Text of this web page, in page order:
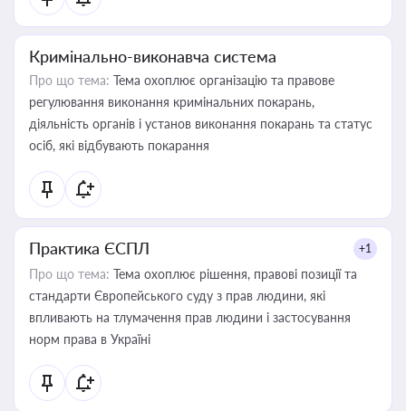
Кримінально-виконавча система
Про що тема: Тема охоплює організацію та правове
регулювання виконання кримінальних покарань,
діяльність органів і установ виконання покарань та статус
осіб, які відбувають покарання
Практика ЄСПЛ +1
Про що тема: Тема охоплює рішення, правові позиції та
стандарти Європейського суду з прав людини, які
впливають на тлумачення прав людини і застосування
норм права в Україні